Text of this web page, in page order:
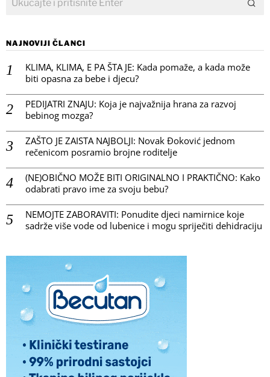
NAJNOVIJI ČLANCI
KLIMA, KLIMA, E PA ŠTA JE: Kada pomaže, a kada može
biti opasna za bebe i djecu?
PEDIJATRI ZNAJU: Koja je najvažnija hrana za razvoj
bebinog mozga?
ZAŠTO JE ZAISTA NAJBOLJI: Novak Đoković jednom
rečenicom posramio brojne roditelje
(NE)OBIČNO MOŽE BITI ORIGINALNO I PRAKTIČNO: Kako
odabrati pravo ime za svoju bebu?
NEMOJTE ZABORAVITI: Ponudite djeci namirnice koje
sadrže više vode od lubenice i mogu spriječiti dehidraciju